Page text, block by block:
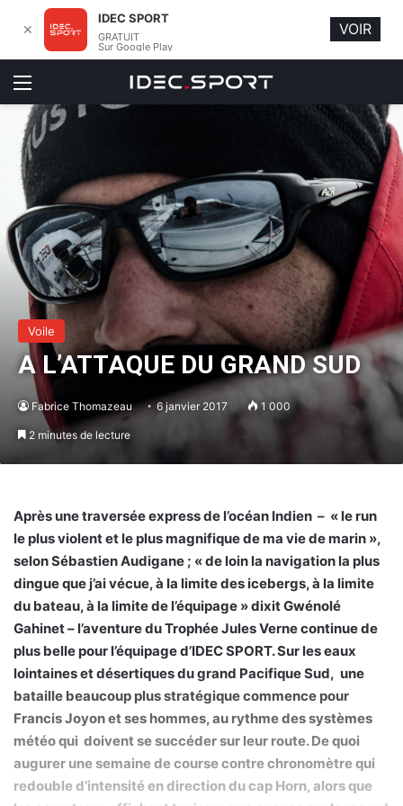
Menu
Voile
A L’ATTAQUE DU GRAND SUD
Fabrice Thomazeau 6 janvier 2017 1 000
2 minutes de lecture
Après une traversée express de l’océan Indien – « le run
le plus violent et le plus magnifique de ma vie de marin »,
selon Sébastien Audigane ; « de loin la navigation la plus
dingue que j’ai vécue, à la limite des icebergs, à la limite
du bateau, à la limite de l’équipage » dixit Gwénolé
Gahinet – l’aventure du Trophée Jules Verne continue de
plus belle pour l’équipage d’IDEC SPORT. Sur les eaux
lointaines et désertiques du grand Pacifique Sud, une
bataille beaucoup plus stratégique commence pour
Francis Joyon et ses hommes, au rythme des systèmes
météo qui doivent se succéder sur leur route. De quoi
augurer une semaine de course contre chronomètre qui
redouble d’intensité en direction du cap Horn, alors que
✕
IDEC SPORT
GRATUIT
Sur Google Play
VOIR